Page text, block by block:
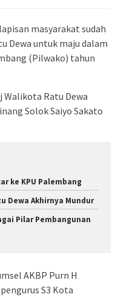
masyarakat sudah
Dewa untuk maju dalam
(Pilwako) tahun
Walikota Ratu Dewa
Solok Saiyo Sakato
ke KPU Palembang
Dewa Akhirnya Mundur
Pilar Pembangunan
AKBP Purn H
S3 Kota